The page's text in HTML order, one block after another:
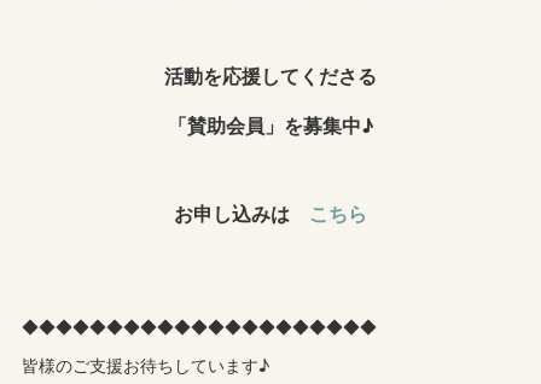
活動を応援してくださる
「賛助会員」を募集中♪
お申し込みは こちら
◆◆◆◆◆◆◆◆◆◆◆◆◆◆◆◆◆◆◆◆◆
皆様のご支援お待ちしています♪